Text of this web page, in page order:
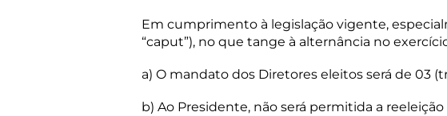
Em cumprimento à legislação vigente,
“caput”), no que tange à alternância no
a) O mandato dos Diretores eleitos será de 03
b) Ao Presidente, não será permitida a